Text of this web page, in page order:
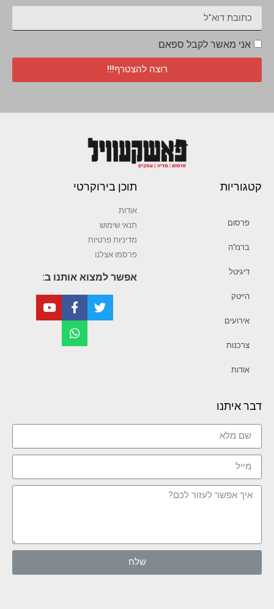
אני מאשר לקבל ספאם
רוצה להצטרף!!!
קטגוריות
פרסום
ברנז’ה
דיגיטל
הייטק
אירועים
צרכנות
אודות
תוכן בירוקרטי
אודות
תנאי שימוש
מדיניות פרטיות
פרסמו אצלנו
אפשר למצוא אותנו ב:
דבר איתנו
שלח